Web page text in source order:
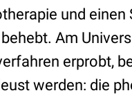
und einen
Am
erprobt,
werden: die